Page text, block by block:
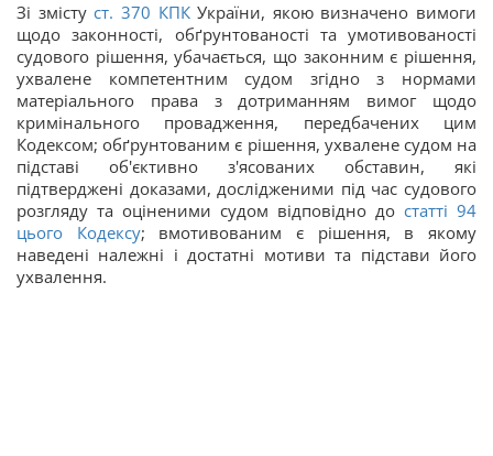
Зі змістуст. 370 КПКУкраїни, якою визначено вимоги
щодо законності, обґрунтованості та умотивованості
судового рішення, убачається, що законним є рішення,
ухвалене компетентним судом згідно з нормами
матеріального права з дотриманням вимог щодо
кримінального провадження, передбачених цим
Кодексом; обґрунтованим є рішення, ухвалене судом на
підставі об'єктивно з'ясованих обставин, які
підтверджені доказами, дослідженими під час судового
розгляду та оціненими судом відповідно до статті 94
цього Кодексу; вмотивованим є рішення, в якому
наведені належні і достатні мотиви та підстави його
ухвалення.